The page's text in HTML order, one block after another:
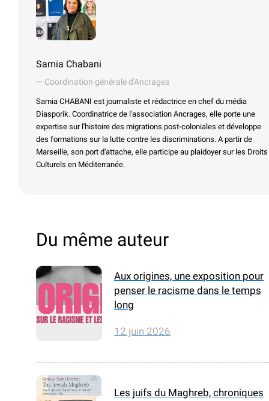
Samia Chabani
— Coordination générale d'Ancrages
Samia CHABANI est journaliste et rédactrice en chef du média
Diasporik. Coordinatrice de l'association Ancrages, elle porte une
expertise sur l'histoire des migrations post-coloniales et développe
des formations sur la lutte contre les discriminations. A partir de
Marseille, son port d'attache, elle participe au plaidoyer sur les Droits
Culturels en Méditerranée.
Du même auteur
Aux origines, une exposition pour
penser le racisme dans le temps
long
12 juin 2026
Les juifs du Maghreb, chroniques